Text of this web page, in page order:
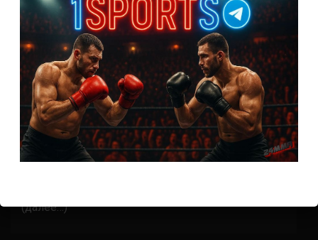
Бои ММА
Петр Ян – Алджамэйн Стерлинг
(далее…)